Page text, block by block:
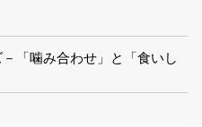
「噛み合わせ」と「食いし